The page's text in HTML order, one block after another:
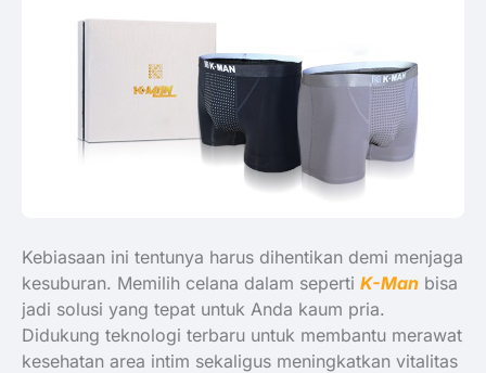
Kebiasaan ini tentunya harus dihentikan demi menjaga
kesuburan. Memilih celana dalam seperti K-Man bisa
jadi solusi yang tepat untuk Anda kaum pria.
Didukung teknologi terbaru untuk membantu merawat
kesehatan area intim sekaligus meningkatkan vitalitas